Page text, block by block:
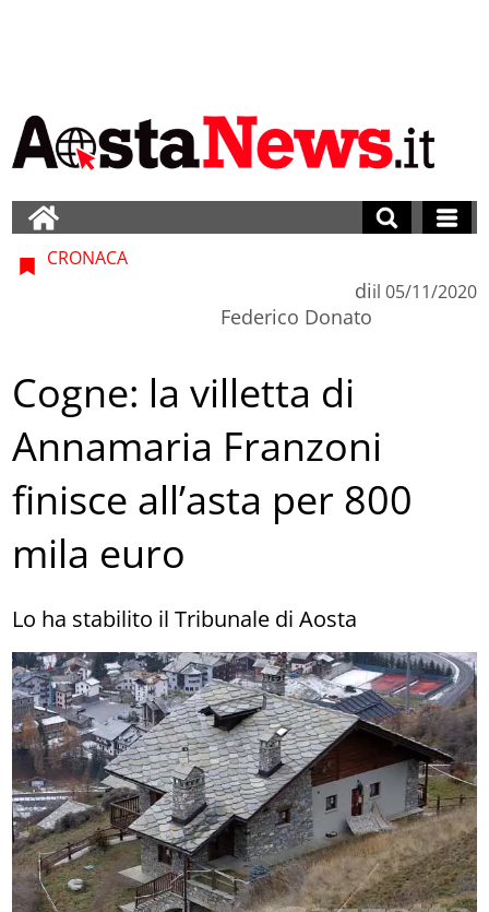
CRONACA
di
Federico Donato
il 05/11/2020
Cogne: la villetta di
Annamaria Franzoni
finisce all’asta per 800
mila euro
Lo ha stabilito il Tribunale di Aosta